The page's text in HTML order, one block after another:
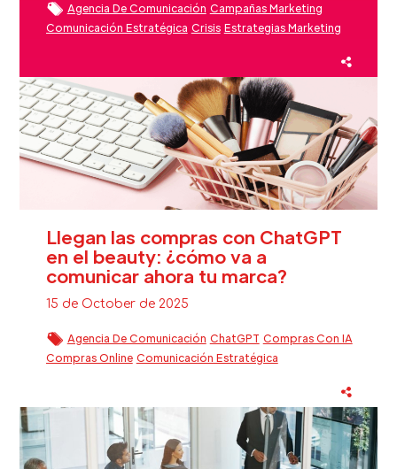
Agencia De Comunicación Campañas Marketing
Comunicación Estratégica Crisis Estrategias Marketing
Sector Beauty
Llegan las compras con ChatGPT
en el beauty: ¿cómo va a
comunicar ahora tu marca?
15 de October de 2025
Agencia De Comunicación ChatGPT Compras Con IA
Compras Online Comunicación Estratégica